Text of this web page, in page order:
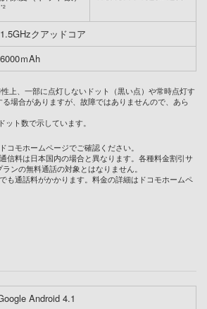
*2
1.5GHzクアッドコア
6000ｍAh
上、一部に点灯しないドット（黒い点）や常時点灯す
場合がありますが、故障ではありませんので、あら
ト数で示しています。
コモホームページでご確認ください。
信料は日本国内の場合と異なります。各種料金割引サ
ンの無料通話の対象とはなりません。
も通話料がかかります。料金の詳細はドコモホームペ
Android 4.1